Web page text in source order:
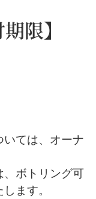
限】
いては、オーナ
ボトリング可
ます。